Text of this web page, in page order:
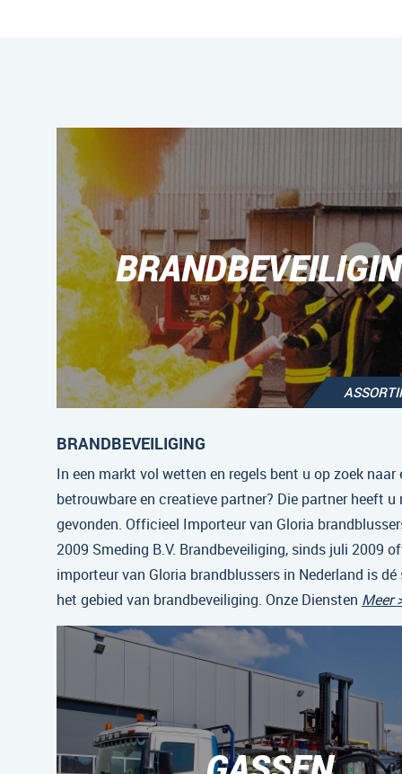
BRANDBEVEILIGING
In een markt vol wetten en regels bent u op zoek naar
betrouwbare en creatieve partner? Die partner heeft u
gevonden. Officieel Importeur van Gloria
2009 Smeding B.V. Brandbeveiliging, sinds juli 2009
importeur van Gloria brandblussers in Nederland is
het gebied van brandbeveiliging. Onze Diensten Meer